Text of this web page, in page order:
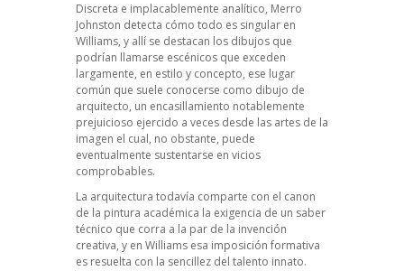
Discreta e implacablemente analítico, Merro
Johnston detecta cómo todo es singular en
Williams, y allí se destacan los dibujos que
podrían llamarse escénicos que exceden
largamente, en estilo y concepto, ese lugar
común que suele conocerse como dibujo de
arquitecto, un encasillamiento notablemente
prejuicioso ejercido a veces desde las artes de la
imagen el cual, no obstante, puede
eventualmente sustentarse en vicios
comprobables.
La arquitectura todavía comparte con el canon
de la pintura académica la exigencia de un saber
técnico que corra a la par de la invención
creativa, y en Williams esa imposición formativa
es resuelta con la sencillez del talento innato.